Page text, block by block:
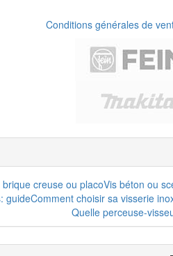
Conditions générales de
creuse ou placoVis béton ou
guideComment choisir sa visserie
Quelle perceuse-